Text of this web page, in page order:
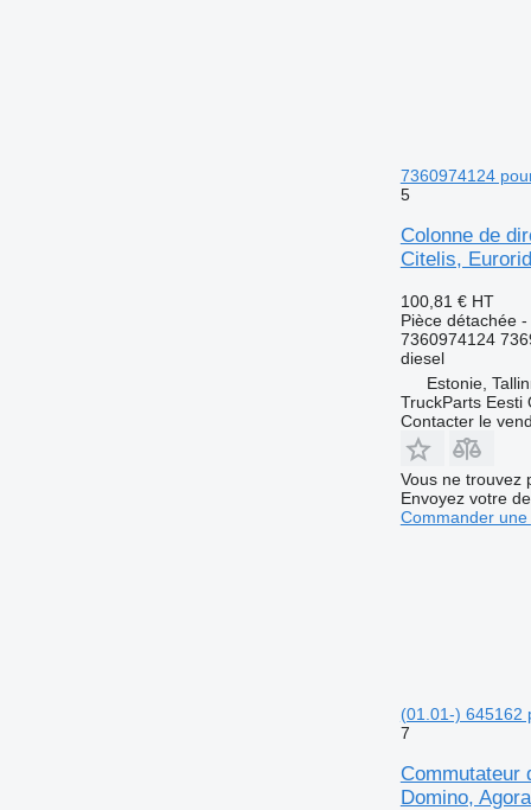
7360974124
5
Colonne de
Citelis,
100,81 € HT
Pièce détachée
7360974124
diesel
Estonie,
TruckParts Eesti
Contacter le
Vous ne trouvez
Envoyez votre
Commander
(01.01-) 645162
7
Commutateur
Domino,